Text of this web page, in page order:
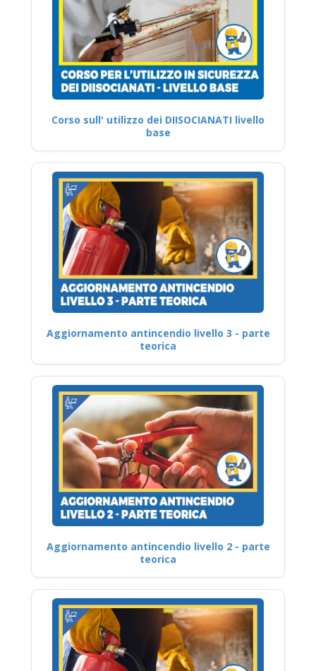
Corso sull' utilizzo dei DIISOCIANATI livello
base
Aggiornamento antincendio livello 3 - parte
teorica
Aggiornamento antincendio livello 2 - parte
teorica